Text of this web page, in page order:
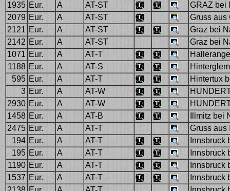
1935 Eur. A AT-ST
GRAZ bei
2079 Eur. A AT-ST
Gruss aus
2121 Eur. A AT-ST
Graz bei
2142 Eur. A AT-ST
Graz bei
1071 Eur. A AT-T
1188 Eur. A AT-S
595 Eur. A AT-T
Hintertux
3 Eur. A AT-W
2930 Eur. A AT-W
1458 Eur. A AT-B
Illmitz bei
2475 Eur. A AT-T
Gruss aus
194 Eur. A AT-T
Innsbruck
195 Eur. A AT-T
Innsbruck
1190 Eur. A AT-T
Innsbruck
1537 Eur. A AT-T
Innsbruck